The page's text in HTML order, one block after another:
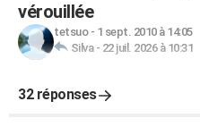
vérouillée
tetsuo- 1 sept. 2010 à 14:05
Silva- 22 juil. 2026 à 10:31
32 réponses